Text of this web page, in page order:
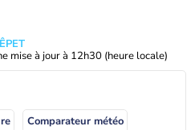
mise à jour à 12h30 (heure locale)
Comparateur météo